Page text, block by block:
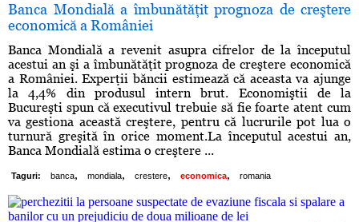
Banca Mondială a îmbunătăţit prognoza de creştere
economică a României
Banca Mondială a revenit asupra cifrelor de la începutul
acestui an şi a îmbunătăţit prognoza de creştere economică
a României. Experţii băncii estimează că aceasta va ajunge
la 4,4% din produsul intern brut. Economiştii de la
Bucureşti spun că executivul trebuie să fie foarte atent cum
va gestiona această creştere, pentru că lucrurile pot lua o
turnură greşită în orice moment.La începutul acestui an,
Banca Mondială estima o creştere ...
Taguri: banca, mondiala, crestere, economica, romania